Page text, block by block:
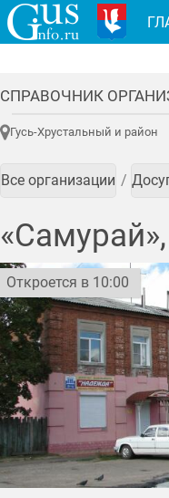
СПРАВОЧНИК
Гусь-Хрустальный и район
Все организации
Откроется в 10:00